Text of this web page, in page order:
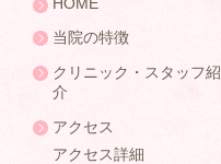
HOME
当院の特徴
クリニック・スタッフ紹
介
アクセス
アクセス詳細